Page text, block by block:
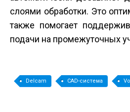
слоями обработки. Это
также помогает
подачи на промежуточных
Delcam CAD-система